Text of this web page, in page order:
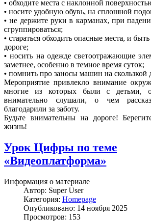
• обходите места с наклонной
• носите удобную обувь, на сплошной
• не держите руки в карманах, при
сгруппироваться;
• стараться обходить опасные места, и
дороге;
• носить на одежде светоотражающие
заметнее, особенно в темное время суток;
• помнить про заносы машин на скользкой
Мероприятие привлекло внимание
многие из которых были с детьми,
внимательно слушали, о чем
благодарили за заботу.
Будьте внимательны на дороге!
жизнь!
Урок Цифры по теме
«Видеоплатформа»
Информация о материале
Автор: Super User
Категория: Homepage
Опубликовано: 14 ноября 2025
Просмотров: 153